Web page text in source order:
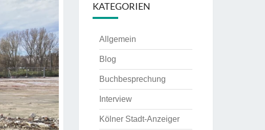
KATEGORIEN
Allgemein
Blog
Buchbesprechung
Interview
Kölner Stadt-Anzeiger